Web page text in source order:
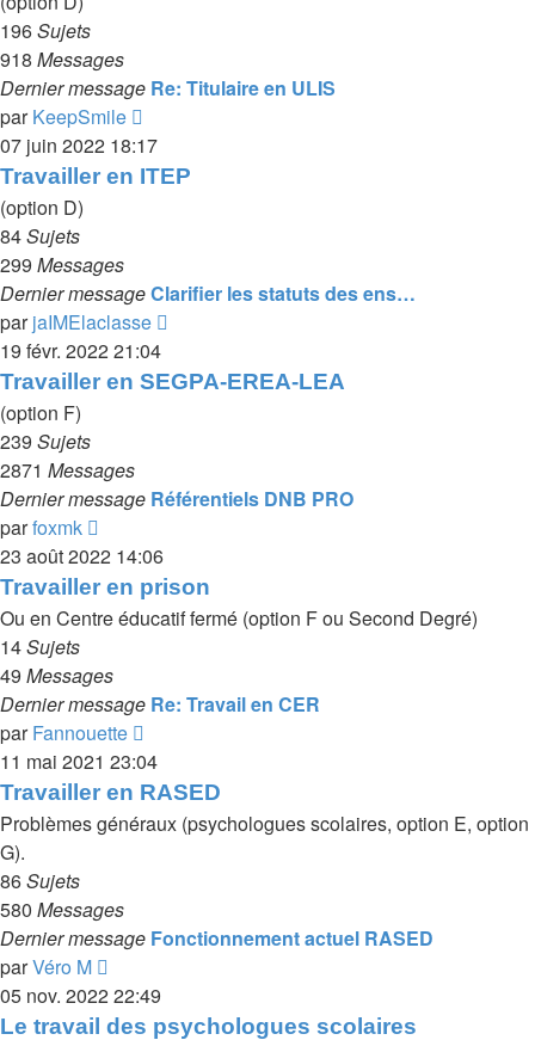
196Sujets
918 Messages
Dernier message Re: Titulaire en ULIS
parKeepSmile
le
dernier
07 juin 2022 18:17
Travailler en ITEP
(option D)
84Sujets
299 Messages
Dernier messageClarifier les statuts des ens…
parjaIMElaclasse
dernier
19 févr. 2022 21:04
Travailler en SEGPA-EREA-LEA
(option F)
239 Sujets
2871 Messages
Dernier message Référentiels DNB PRO
parfoxmk
le
dernier
message
23 août 2022 14:06
Travailler en prison
Ou en Centre éducatif fermé (option F ou Second Degré)
14Sujets
49 Messages
Dernier message Re: Travail en CER
parFannouette
le
dernier
message
11 mai 2021 23:04
Travailler en RASED
Problèmes généraux (psychologues scolaires, option E, option
G).
86Sujets
580 Messages
Dernier message Fonctionnement actuel RASED
parVéro M
le
dernier
05 nov. 2022 22:49
Le travail des psychologues scolaires